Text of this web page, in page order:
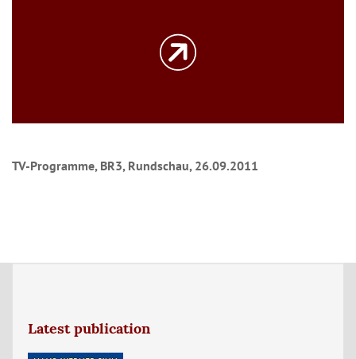
TV-Programme, BR3, Rundschau, 26.09.2011
Latest publication